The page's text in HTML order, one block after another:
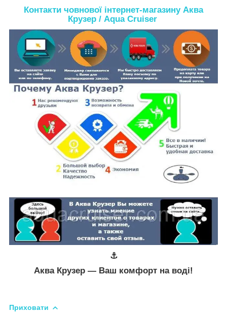
Контакти човнової інтернет-магазину Аква
Крузер / Aqua Cruiser
⚓
Аква Крузер ― Ваш комфорт на воді!
Приховати